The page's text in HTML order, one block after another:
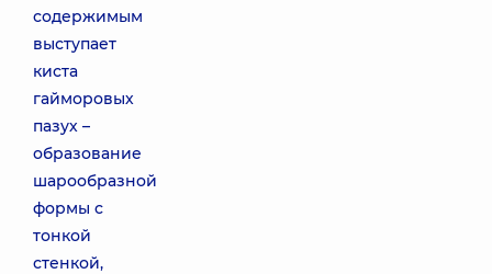
содержимым
выступает
киста
гайморовых
пазух –
образование
шарообразной
формы с
тонкой
стенкой,